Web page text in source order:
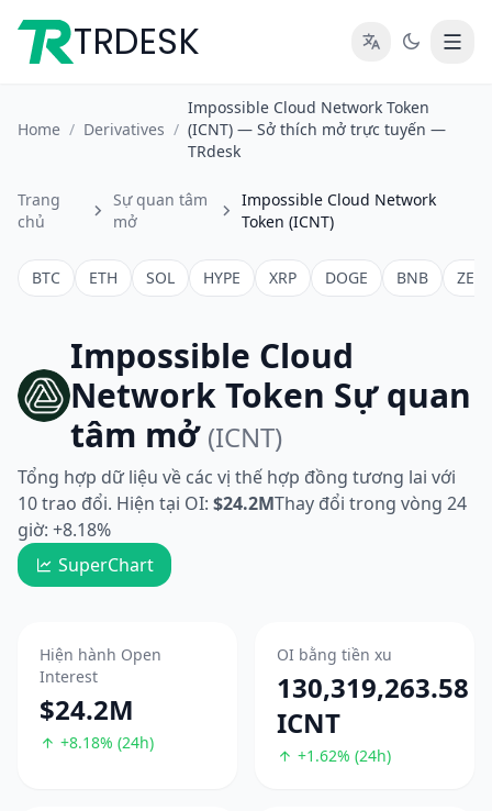
TRDESK
Home / Derivatives /
Impossible Cloud Network Token
(ICNT) — Sở thích mở trực tuyến —
TRdesk
Trang
chủ
Sự quan tâm
mở
Impossible Cloud Network
Token (ICNT)
BTC ETH SOL HYPE XRP DOGE BNB ZEC
Impossible Cloud
Network Token Sự quan
tâm mở (ICNT)
Tổng hợp dữ liệu về các vị thế hợp đồng tương lai với
10 trao đổi. Hiện tại OI: $24.2MThay đổi trong vòng 24
giờ: +8.18%
SuperChart
Hiện hành Open
Interest
$24.2M
+8.18% (24h)
OI bằng tiền xu
130,319,263.58
ICNT
+1.62% (24h)